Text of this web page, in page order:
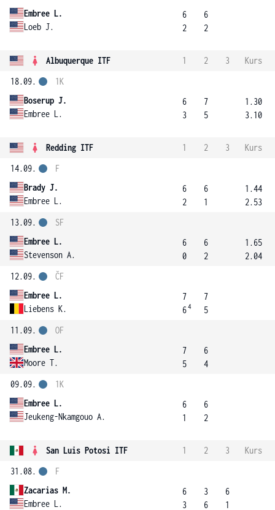
Embree L.
Loeb J.
6
2
6
2
Albuquerque ITF 1 2 3
Kurs
18.09.
Boserup J.
Embree L.
1K
6
3
7
5
1.30
3.10
Redding ITF 1 2 3
Kurs
14.09.
Brady J.
Embree L.
F
6
2
6
1
1.44
2.53
13.09.
Embree L.
Stevenson A.
SF
6
0
6
2
1.65
2.04
12.09.
Embree L.
Liebens K.
ČF
7
64
7
5
11.09.
Embree L.
Moore T.
OF
7
5
6
4
09.09.
Embree L.
Jeukeng-Nkamgouo A.
1K
6
1
6
2
San Luis Potosi ITF 1 2 3
Kurs
31.08.
Zacarias M.
Embree L.
F
6
3
3
6
6
1